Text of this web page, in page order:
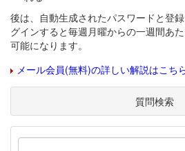
後は、自動生成されたパスワードと登
グインすると毎週月曜からの一週間あ
可能になります。
メール会員(無料)の詳しい解説はこち
質問検索